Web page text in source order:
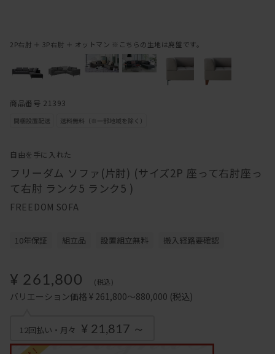
自由を手に入れた
フリーダム ソファ(片肘) (サイズ2P 座って右肘座っ
て右肘 ランク5 ランク5 )
FREEDOM SOFA
2P右肘 ＋ 3P右肘 ＋ オットマン ※こちらの生地は廃盤です。
10年保証 組立品 設置組立無料 搬入経路要確認
¥ 261,800 (税込)
バリエーション価格 ¥ 261,800～880,000 (税込)
12回払い・月々 ¥ 21,817 ～
商品番号 21393